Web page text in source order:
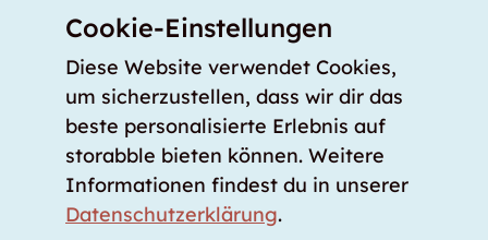
Mehr über storabble
Medienbeiträge
Wie gross muss ein Lagerraum sein?
Was kostet ein Lagerraum?
Für Lageranbieter
Cookie-Einstellungen
Diese Website verwendet Cookies,
um sicherzustellen, dass wir dir das
beste personalisierte Erlebnis auf
storabble bieten können. Weitere
Informationen findest du in unserer
Datenschutzerklärung.